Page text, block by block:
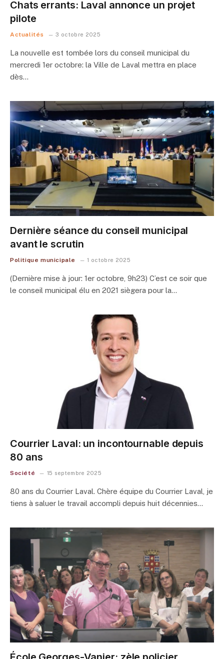
Chats errants: Laval annonce un projet
pilote
Actualités 3 octobre 2025
La nouvelle est tombée lors du conseil municipal du
mercredi 1er octobre: la Ville de Laval mettra en place
dès…
Dernière séance du conseil municipal
avant le scrutin
Politique municipale 1 octobre 2025
(Dernière mise à jour: 1er octobre, 9h23) C’est ce soir que
le conseil municipal élu en 2021 siègera pour la…
Courrier Laval: un incontournable depuis
80 ans
Société 15 septembre 2025
80 ans du Courrier Laval. Chère équipe du Courrier Laval, je
tiens à saluer le travail accompli depuis huit décennies…